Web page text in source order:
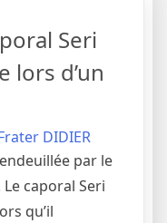
Seri
lors d’un
DIDIER
par le
caporal Seri
qu’il